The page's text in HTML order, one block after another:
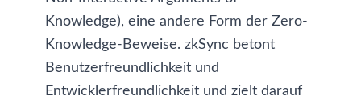
Knowledge), eine andere Form der Zero-
Knowledge-Beweise. zkSync betont
Benutzerfreundlichkeit und
Entwicklerfreundlichkeit und zielt darauf